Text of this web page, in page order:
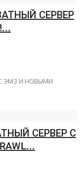
СЕРВЕР
ЭМЗ И НОВЫМИ
СЕРВЕР С